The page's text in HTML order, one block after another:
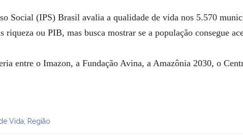
Social (IPS) Brasil avalia a qualidade de vida nos 5.570
riqueza ou PIB, mas busca mostrar se a população consegue
entre o Imazon, a Fundação Avina, a Amazônia 2030, o
Vida Região